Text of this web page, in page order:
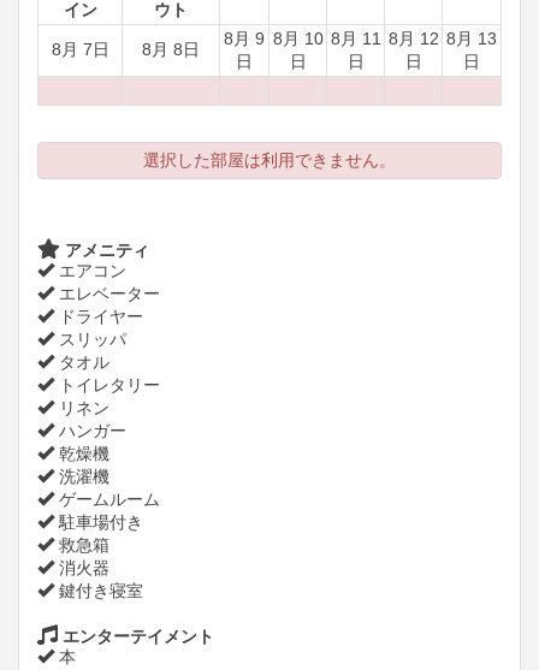
イン
ウト
8月 7日 8月 8日
8月 9
日
8月 10
日
8月 11
日
8月 12
日
8月 13
日
選択した部屋は利用できません。
アメニティ
エアコン
エレベーター
ドライヤー
スリッパ
タオル
トイレタリー
リネン
ハンガー
乾燥機
洗濯機
ゲームルーム
駐車場付き
救急箱
消火器
鍵付き寝室
エンターテイメント
本